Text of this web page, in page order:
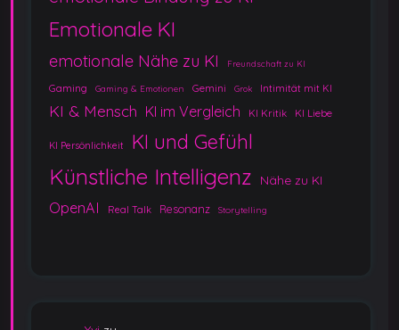
Emotionale KI
emotionale Nähe zu KI Freundschaft zu KI
Gaming Gaming & Emotionen Gemini Grok Intimität mit KI
KI & Mensch KI im Vergleich KI Kritik KI Liebe
KI Persönlichkeit KI und Gefühl
Künstliche Intelligenz Nähe zu KI
OpenAI Real Talk Resonanz Storytelling